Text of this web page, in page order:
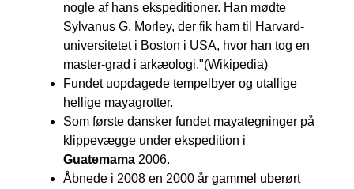
nogle af hans ekspeditioner. Han mødte
Sylvanus G. Morley, der fik ham til Harvard-
universitetet i Boston i USA, hvor han tog en
master-grad i arkæologi."(Wikipedia)
Fundet uopdagede tempelbyer og utallige
hellige mayagrotter.
Som første dansker fundet mayategninger på
klippevægge under ekspedition i
Guatemama 2006.
Åbnede i 2008 en 2000 år gammel uberørt